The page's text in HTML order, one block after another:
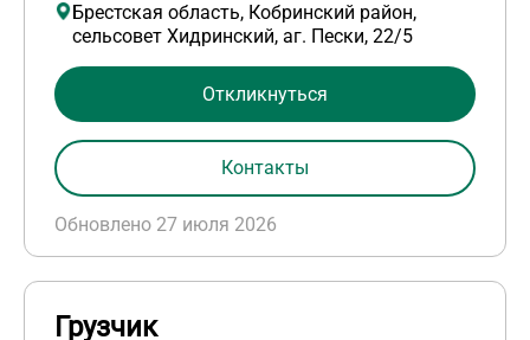
Брестская область, Кобринский район,
сельсовет Хидринский, аг. Пески, 22/5
Обновлено 27 июля 2026
Откликнуться
Контакты
Грузчик